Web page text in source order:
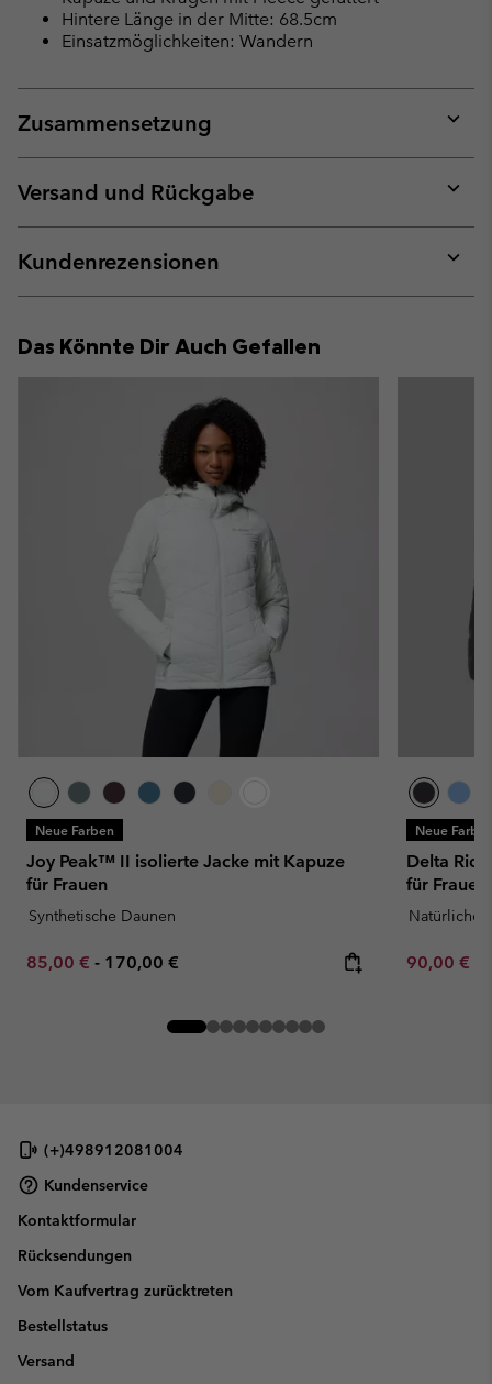
Hintere Länge in der Mitte: 68.5cm
Einsatzmöglichkeiten: Wandern
Zusammensetzung
or
Versand und Rückgabe
or
Kundenrezensionen
or
Das Könnte Dir Auch Gefallen
Neue Farben
Joy Peak™ II isolierte Jacke mit Kapuze
für Frauen
Synthetische Daunen
Minimum sale price:
85,00 € - Maximum price:
170,00 €
Neue
Delta
für Frauen
Natürliche
Minimum
90,00 €
(+)498912081004
Kundenservice
Kontaktformular
Rücksendungen
Vom Kaufvertrag zurücktreten
Bestellstatus
Versand